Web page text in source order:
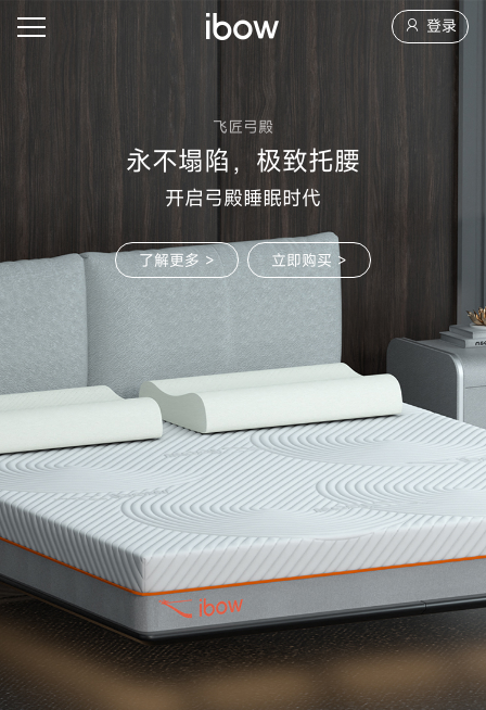
登录
飞匠弓殿
永不塌陷，极致托腰
开启弓殿睡眠时代
了解更多 > 立即购买 >